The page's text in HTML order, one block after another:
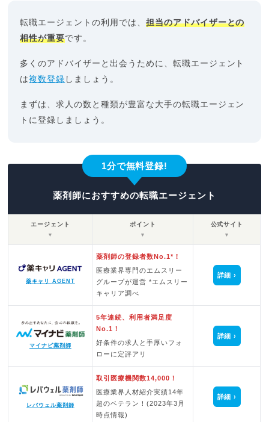
転職エージェントの利用では、 担当のアドバイザーとの
相性が重要です。
多くのアドバイザーと出会うために、転職エージェント
は複数登録 しましょう。
まずは、求人の数と種類が豊富な大手の転職エージェン
トに登録しましょう。
1分で無料登録!
薬剤師におすすめの転職エージェント
エージェント
▼
ポイント
▼
公式サイト
▼
薬キャリ AGENT
薬剤師の登録者数No.1*！
医療業界専門のエムスリー
グループが運営 *エムスリー
キャリア調べ
詳細
マイナビ薬剤師
5年連続、利用者満足度
No.1！
好条件の求人と手厚いフォ
ローに定評アリ
詳細
レバウェル薬剤師
取引医療機関数14,000！
医療業界人材紹介実績14年
超のベテラン！(2023年3月
時点情報)
詳細